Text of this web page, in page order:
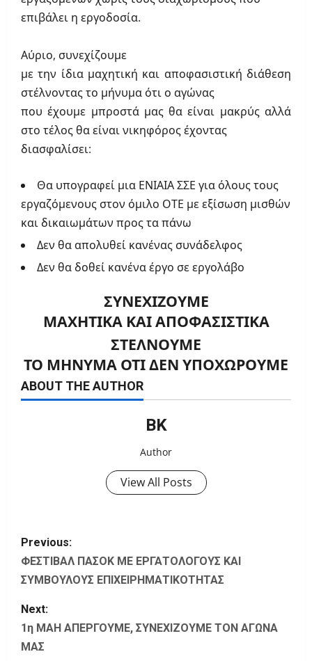
επιβάλει η εργοδοσία.
Αύριο, συνεχίζουμε
με την ίδια μαχητική και αποφασιστική διάθεση
στέλνοντας το μήνυμα ότι ο αγώνας
που έχουμε μπροστά μας θα είναι μακρύς αλλά
στο τέλος θα είναι νικηφόρος έχοντας
διασφαλίσει:
Θα υπογραφεί μια ΕΝΙΑΙΑ ΣΣΕ για όλους τους
εργαζόμενους στον όμιλο ΟΤΕ με εξίσωση μισθών
και δικαιωμάτων προς τα πάνω
Δεν θα απολυθεί κανένας συνάδελφος
Δεν θα δοθεί κανένα έργο σε εργολάβο
ΣΥΝΕΧΙΖΟΥΜΕ
ΜΑΧΗΤΙΚΑ ΚΑΙ ΑΠΟΦΑΣΙΣΤΙΚΑ
ΣΤΕΛΝΟΥΜΕ
ΤΟ ΜΗΝΥΜΑ ΟΤΙ ΔΕΝ ΥΠΟΧΩΡΟΥΜΕ
ABOUT THE AUTHOR
ΒΚ
Author
View All Posts
P
o
t
n
Previous:
ΦΕΣΤΙΒΑΛ ΠΑΣΟΚ ΜΕ ΕΡΓΑΤΟΛΟΓΟΥΣ ΚΑΙ
ΣΥΜΒΟΥΛΟΥΣ ΕΠΙΧΕΙΡΗΜΑΤΙΚΟΤΗΤΑΣ
Next:
1η ΜΑΗ ΑΠΕΡΓΟΥΜΕ, ΣΥΝΕΧΙΖΟΥΜΕ ΤΟΝ ΑΓΩΝΑ
ΜΑΣ